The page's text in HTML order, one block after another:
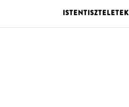
ISTENTISZTELETEK